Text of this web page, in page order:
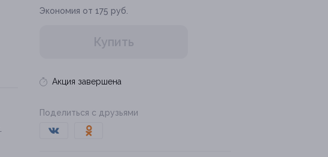
Экономия от 175 руб.
Купить
Акция завершена
Поделиться с друзьями